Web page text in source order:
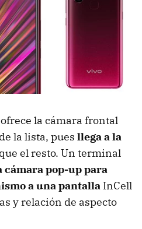
la cámara frontal
la lista, pues llega a la
el resto. Un terminal
cámara pop-up para
a una pantalla InCell
y relación de aspecto